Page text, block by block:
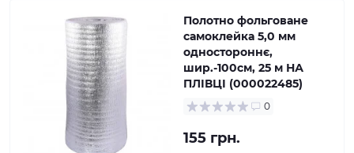
Полотно фольговане
самоклейка 5,0 мм
одностороннє,
шир.-100см, 25 м НА
ПЛІВЦІ (000022485)
0
155 грн.